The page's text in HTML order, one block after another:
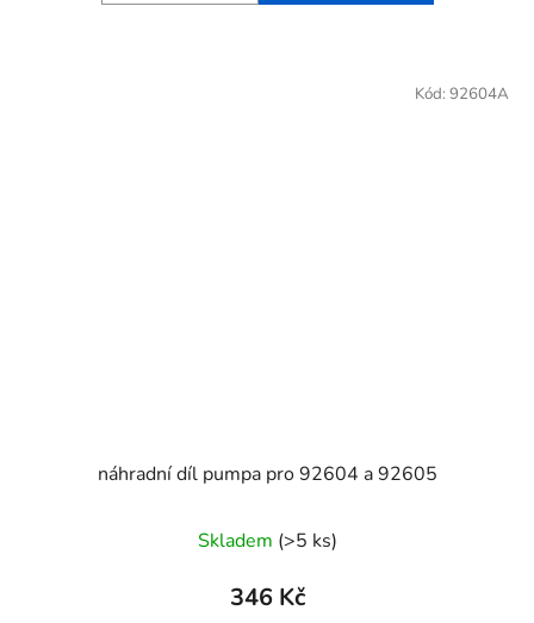
náhradní díl pumpa pro 92604 a 92605
Skladem (>5 ks)
346 Kč
Kód: 92604A